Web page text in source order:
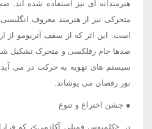
هنرمندانه ای نیز استفاده شده
متحرکی نیز از هنرمند معروف
صدها جام رفلکسی و متحرک تشکیل
سیستم های تهویه به حرکت در می آید
نور رقصان می پوشاند.
● جشن اختراع و تنوع